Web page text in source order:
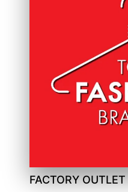
FACTORY OUTLET